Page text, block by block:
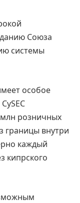
Союза
системы
особое
розничных
границы внутри
каждый
кипрского